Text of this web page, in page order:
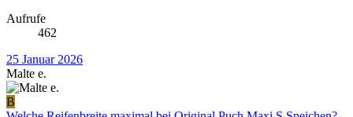
Aufrufe
462
25 Januar 2026
Malte e.
B